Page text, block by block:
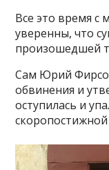
Все это время с
уверенны, что
произошедшей
Сам Юрий
обвинения и
оступилась и